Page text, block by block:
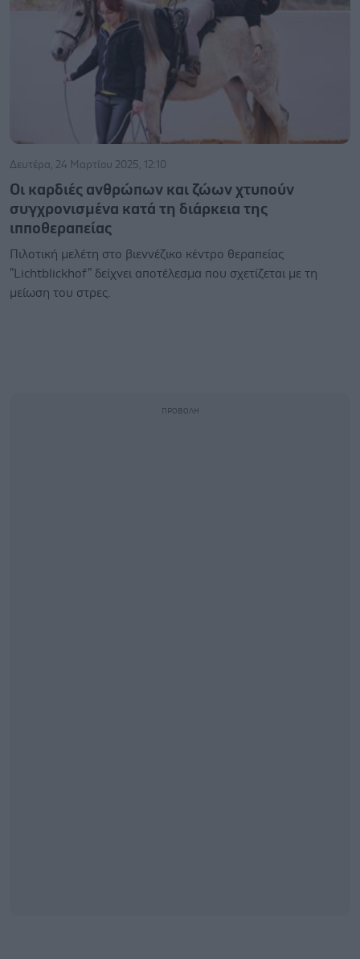
Δευτέρα, 24 Μαρτίου 2025, 12:10
Οι καρδιές ανθρώπων και ζώων χτυπούν
συγχρονισμένα κατά τη διάρκεια της
ιπποθεραπείας
Πιλοτική μελέτη στο βιεννέζικο κέντρο θεραπείας
"Lichtblickhof" δείχνει αποτέλεσμα που σχετίζεται με τη
μείωση του στρες.